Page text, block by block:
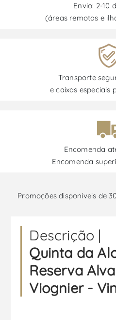
Envio: 2-10
(áreas remotas e
Transporte
e caixas especiais
Encomenda
Encomenda
Promoções disponíveis de
Descrição |
Quinta da
Reserva
Viognier -